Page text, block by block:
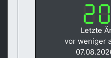
Letzte
vor weniger